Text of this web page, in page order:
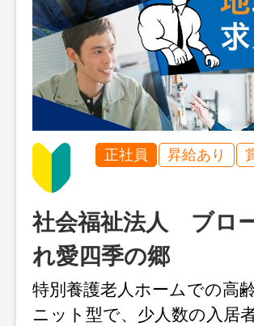
正社員 昇給あり
社会福祉法人 ブロ
れ愛四季の郷
特別養護老人ホームでの
ニット型で、少人数の入